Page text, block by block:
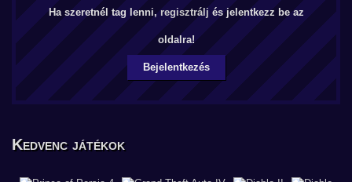
Ha szeretnél tag lenni, regisztrálj és jelentkezz be az
oldalra!
Bejelentkezés
Kedvenc játékok